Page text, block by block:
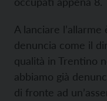
A lanciare l’allarme
denuncia come il
qualità in Trentino
abbiamo già
di fronte ad